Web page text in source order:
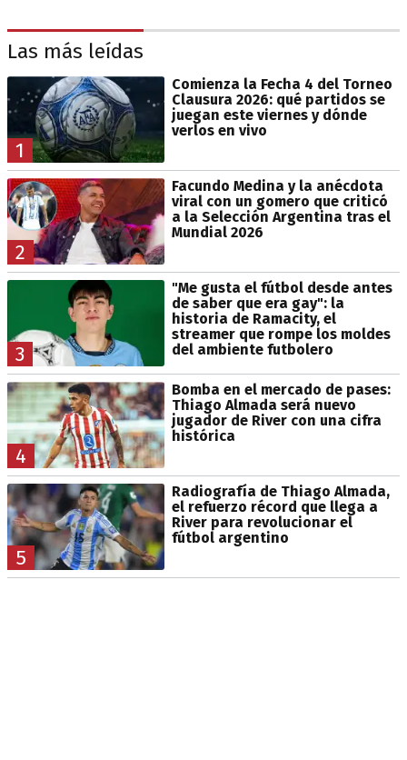
Las más leídas
1
Comienza la Fecha 4 del Torneo
Clausura 2026: qué partidos se
juegan este viernes y dónde
verlos en vivo
2
Facundo Medina y la anécdota
viral con un gomero que criticó
a la Selección Argentina tras el
Mundial 2026
3
"Me gusta el fútbol desde antes
de saber que era gay": la
historia de Ramacity, el
streamer que rompe los moldes
del ambiente futbolero
4
Bomba en el mercado de pases:
Thiago Almada será nuevo
jugador de River con una cifra
histórica
5
Radiografía de Thiago Almada,
el refuerzo récord que llega a
River para revolucionar el
fútbol argentino